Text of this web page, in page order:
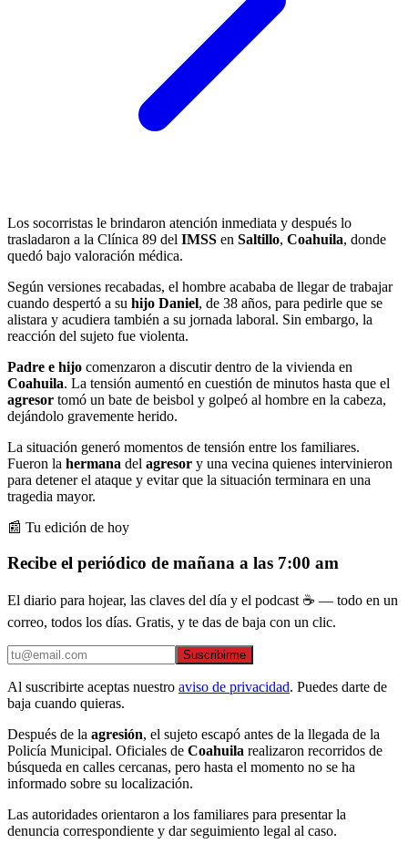
Los socorristas le brindaron atención inmediata y después lo
trasladaron a la Clínica 89 del IMSS en Saltillo, Coahuila, donde
quedó bajo valoración médica.
Según versiones recabadas, el hombre acababa de llegar de trabajar
cuando despertó a su hijo Daniel, de 38 años, para pedirle que se
alistara y acudiera también a su jornada laboral. Sin embargo, la
reacción del sujeto fue violenta.
Padre e hijo comenzaron a discutir dentro de la vivienda en
Coahuila. La tensión aumentó en cuestión de minutos hasta que el
agresor tomó un bate de beisbol y golpeó al hombre en la cabeza,
dejándolo gravemente herido.
La situación generó momentos de tensión entre los familiares.
Fueron la hermana del agresor y una vecina quienes intervinieron
para detener el ataque y evitar que la situación terminara en una
tragedia mayor.
📰 Tu edición de hoy
Recibe el periódico de mañana a las 7:00 am
El diario para hojear, las claves del día y el podcast ☕ — todo en un
correo, todos los días. Gratis, y te das de baja con un clic.
Suscribirme
Al suscribirte aceptas nuestro aviso de privacidad. Puedes darte de
baja cuando quieras.
Después de la agresión, el sujeto escapó antes de la llegada de la
Policía Municipal. Oficiales de Coahuila realizaron recorridos de
búsqueda en calles cercanas, pero hasta el momento no se ha
informado sobre su localización.
Las autoridades orientaron a los familiares para presentar la
denuncia correspondiente y dar seguimiento legal al caso.